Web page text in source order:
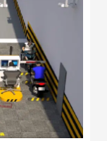
Thực Phẩm
Loại Công
Nghiệp
Thiết Bị Công
Nghệ Cao
Ống Nhòm
Chuyên Dụng
Đo Lực - Sức
Căng - Sức